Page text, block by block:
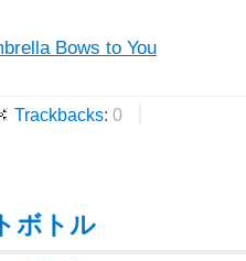
Bows to You
Trackbacks: 0
ボトル